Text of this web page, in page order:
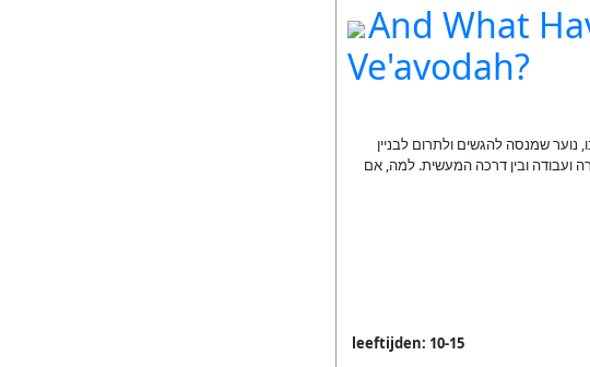
And What
Ve'avodah?
שמנסה להגשים ולתרום לבניין
ועבודה ובין דרכה המעשית. למה, אם
leeftijden: 10-15